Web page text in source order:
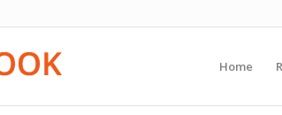
Home